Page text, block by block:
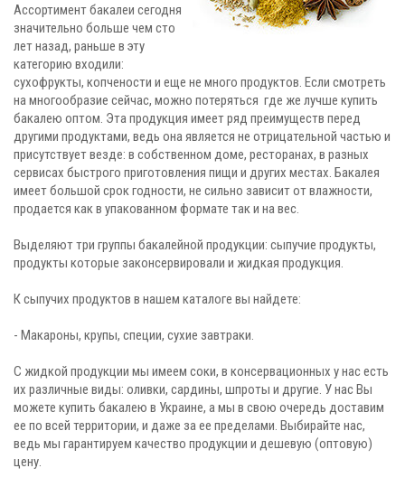
Ассортимент бакалеи сегодня
значительно больше чем сто
лет назад, раньше в эту
категорию входили:
сухофрукты, копчености и еще не много продуктов. Если смотреть
на многообразие сейчас, можно потеряться где же лучше купить
бакалею оптом. Эта продукция имеет ряд преимуществ перед
другими продуктами, ведь она является не отрицательной частью и
присутствует везде: в собственном доме, ресторанах, в разных
сервисах быстрого приготовления пищи и других местах. Бакалея
имеет большой срок годности, не сильно зависит от влажности,
продается как в упакованном формате так и на вес.
Выделяют три группы бакалейной продукции: сыпучие продукты,
продукты которые законсервировали и жидкая продукция.
К сыпучих продуктов в нашем каталоге вы найдете:
- Макароны, крупы, специи, сухие завтраки.
С жидкой продукции мы имеем соки, в консервационных у нас есть
их различные виды: оливки, сардины, шпроты и другие. У нас Вы
можете купить бакалею в Украине, а мы в свою очередь доставим
ее по всей территории, и даже за ее пределами. Выбирайте нас,
ведь мы гарантируем качество продукции и дешевую (оптовую)
цену.